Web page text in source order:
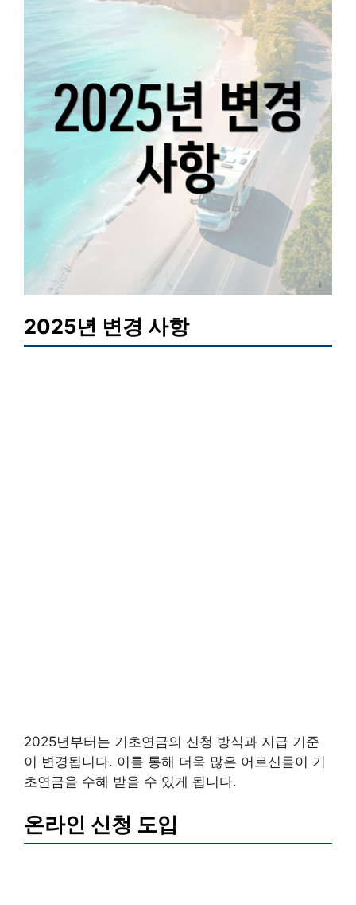
2025년 변경 사항
2025년부터는 기초연금의 신청 방식과 지급 기준
이 변경됩니다. 이를 통해 더욱 많은 어르신들이 기
초연금을 수혜 받을 수 있게 됩니다.
온라인 신청 도입